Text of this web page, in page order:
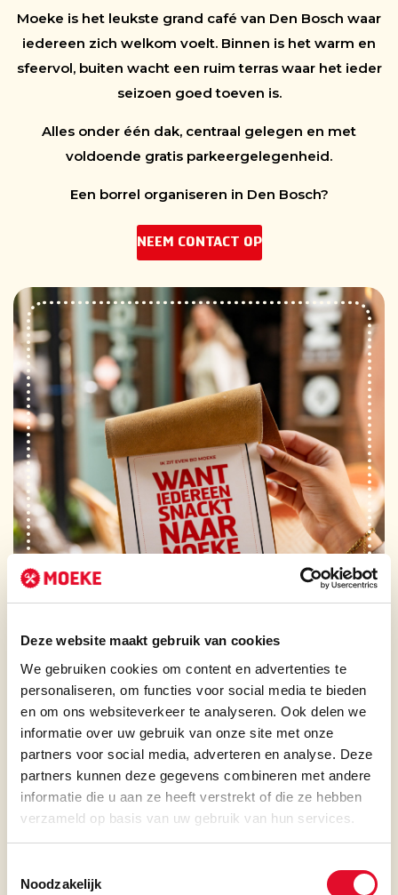
Deze website maakt gebruik van cookies
We gebruiken cookies om content en advertenties te
personaliseren, om functies voor social media te bieden
en om ons websiteverkeer te analyseren. Ook delen we
informatie over uw gebruik van onze site met onze
partners voor social media, adverteren en analyse. Deze
partners kunnen deze gegevens combineren met andere
informatie die u aan ze heeft verstrekt of die ze hebben
verzameld op basis van uw gebruik van hun services.
Noodzakelijk
Moeke is het leukste grand café van Den Bosch waar
iedereen zich welkom voelt. Binnen is het warm en
sfeervol, buiten wacht een ruim terras waar het ieder
seizoen goed toeven is.
Alles onder één dak, centraal gelegen en met
voldoende gratis parkeergelegenheid.
Een borrel organiseren in Den Bosch?
NEEM CONTACT OP
SAMEN GENIETEN BIJ
MOEKE